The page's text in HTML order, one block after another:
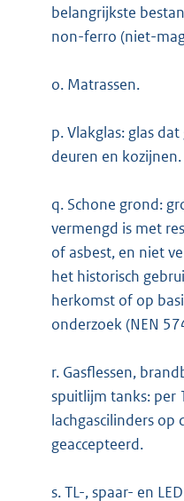
belangrijkste
non-ferro (niet-
o. Matrassen.
p. Vlakglas: glas
deuren en kozijnen.
q. Schone grond:
vermengd is met
of asbest, en niet
het historisch
herkomst of op
onderzoek (NEN
r. Gasflessen,
spuitlijm tanks: per
lachgascilinders op
geaccepteerd.
s. TL-, spaar- en